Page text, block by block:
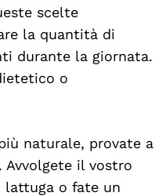
scelte
la quantità di
durante la giornata.
o
naturale, provate a
Avvolgete il vostro
lattuga o fate un